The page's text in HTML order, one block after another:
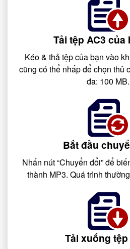
Tải tệp AC3 của
Kéo & thả tệp của bạn vào
cũng có thể nhấp để chọn thủ
đa: 100 MB.
Bắt đầu
Nhấn nút “Chuyển đổi” để
thành MP3. Quá trình
Tải xuống tệp